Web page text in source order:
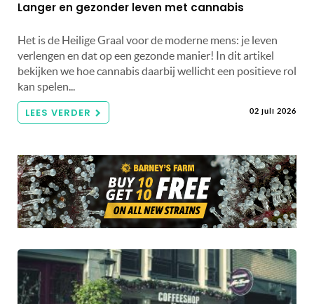
Langer en gezonder leven met cannabis
Het is de Heilige Graal voor de moderne mens: je leven
verlengen en dat op een gezonde manier! In dit artikel
bekijken we hoe cannabis daarbij wellicht een positieve rol
kan spelen...
LEES VERDER 02 juli 2026